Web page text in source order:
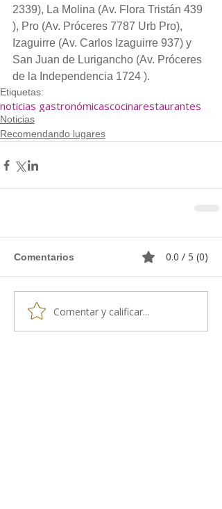
2339), La Molina (Av. Flora Tristán 439
), Pro (Av. Próceres 7787 Urb Pro),
Izaguirre (Av. Carlos Izaguirre 937) y
San Juan de Lurigancho (Av. Próceres
de la Independencia 1724 ).
Etiquetas:
noticias gastronómicascocinarestaurantes
Noticias
Recomendando lugares
Comentarios 0.0 / 5 (0)
Comentar y calificar...